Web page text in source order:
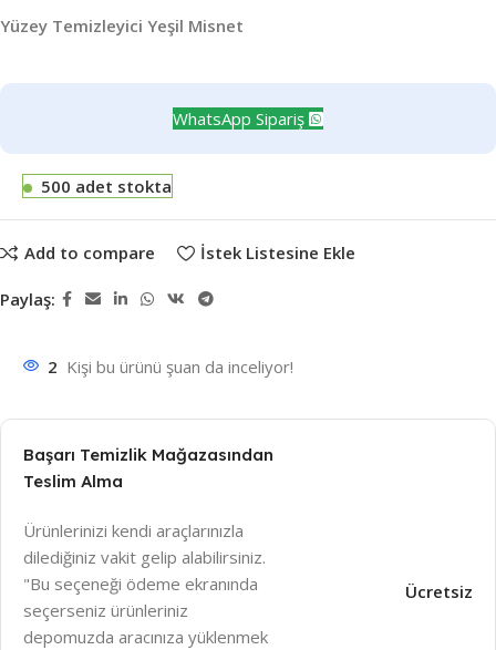
Yüzey Temizleyici Yeşil Misnet
WhatsApp Sipariş
500 adet stokta
Add to compare İstek Listesine Ekle
Paylaş:
2 Kişi bu ürünü şuan da inceliyor!
Başarı Temizlik Mağazasından
Teslim Alma
Ürünlerinizi kendi araçlarınızla
dilediğiniz vakit gelip alabilirsiniz.
"Bu seçeneği ödeme ekranında
seçerseniz ürünleriniz
depomuzda aracınıza yüklenmek
Ücretsiz